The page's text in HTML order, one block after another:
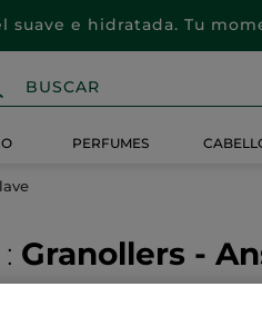
suave e hidratada. Tu
PERFUMES
: Granollers -